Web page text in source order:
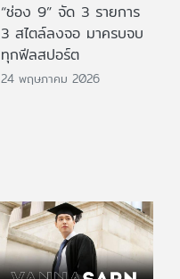
“ช่อง 9” จัด 3 รายการ
3 สไตล์ลงจอ มาครบจบ
ทุกฟีลสปอร์ต
24 พฤษภาคม 2026